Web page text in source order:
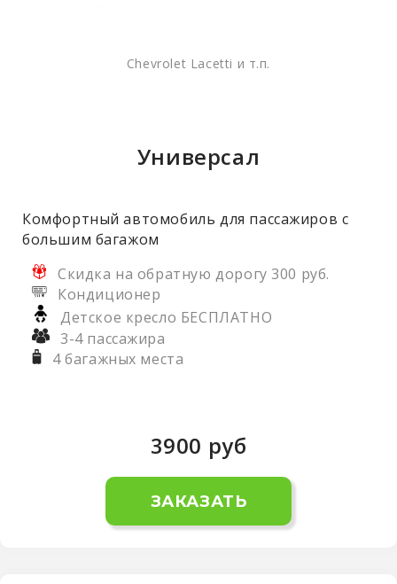
Chevrolet Lacetti и т.п.
Универсал
Комфортный автомобиль для пассажиров с
большим багажом
Скидка на обратную дорогу 300 руб.
Кондиционер
Детское кресло БЕСПЛАТНО
3-4 пассажира
4 багажных места
3900 руб
ЗАКАЗАТЬ